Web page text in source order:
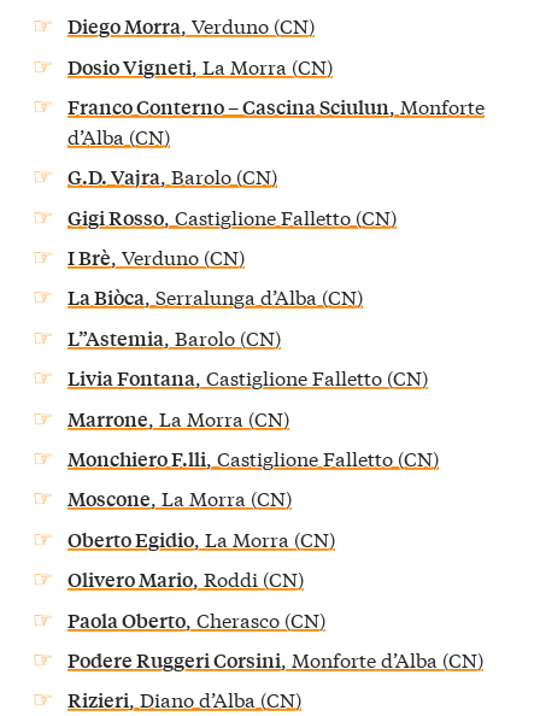
Diego Morra, Verduno (CN)
Dosio Vigneti , La Morra (CN)
Franco Conterno – Cascina Sciulun, Monforte
d’Alba (CN)
G.D. Vajra, Barolo (CN)
Gigi Rosso, Castiglione Falletto (CN)
I Brè, Verduno (CN)
La Biòca, Serralunga d’Alba (CN)
L”Astemia, Barolo (CN)
Livia Fontana, Castiglione Falletto (CN)
Marrone, La Morra (CN)
Monchiero F.lli, Castiglione Falletto (CN)
Moscone, La Morra (CN)
Oberto Egidio, La Morra (CN)
Olivero Mario, Roddi (CN)
Paola Oberto , Cherasco (CN)
Podere Ruggeri Corsini, Monforte d’Alba (CN)
Rizieri, Diano d’Alba (CN)